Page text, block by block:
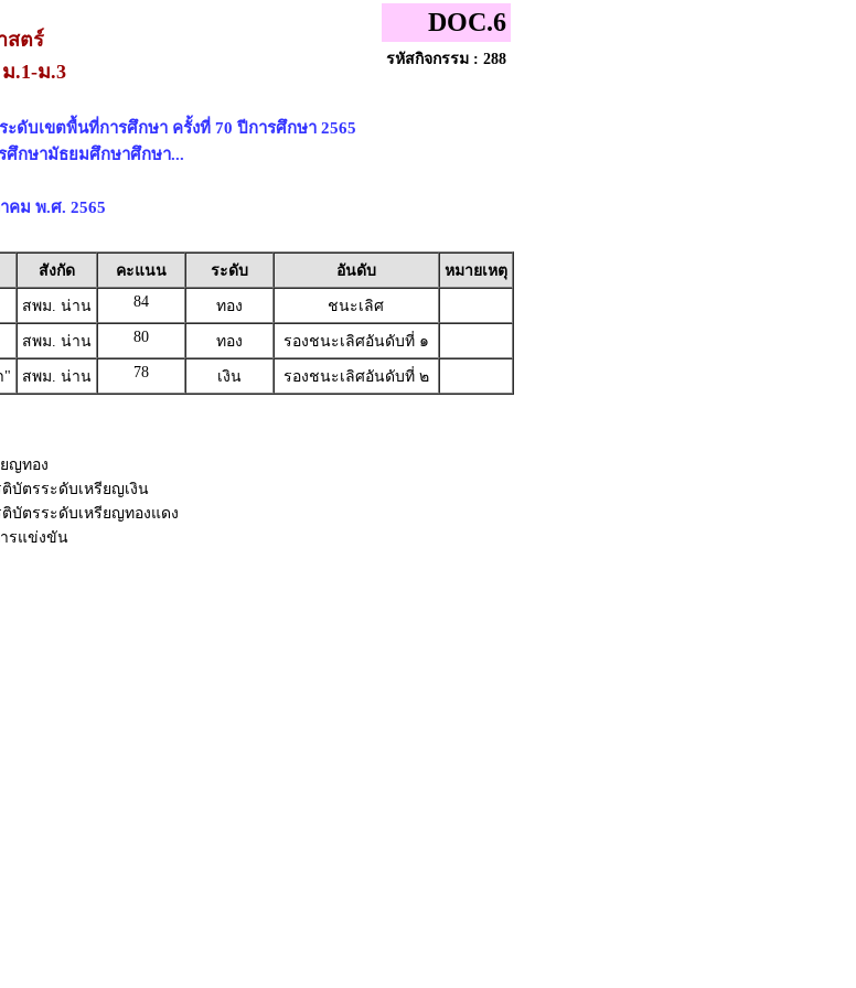
สตร์
.1-ม.3
ดับเขตพื้นที่การศึกษา ครั้งที่ 70 ปีการศึกษา 2565
ศึกษามัธยมศึกษาศึกษา...
คม พ.ศ. 2565
DOC.6
รหัสกิจกรรม : 288
สังกัด คะแนน ระดับ อันดับ
หมายเหตุ
สพม. น่าน 84 ทอง
ชนะเลิศ
สพม. น่าน 80 ทอง
รองชนะเลิศอันดับที่ ๑
" สพม. น่าน 78 เงิน รองชนะเลิศอันดับที่ ๒
ยญทอง
บัตรระดับเหรียญเงิน
บัตรระดับเหรียญทองแดง
ารแข่งขัน